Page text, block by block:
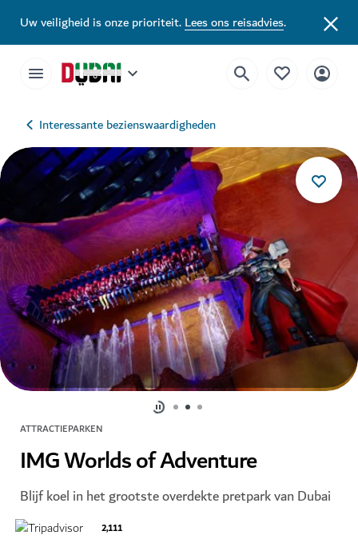
Uw veiligheid is onze prioriteit.Lees ons reisadvies.
Interessante bezienswaardigheden
ATTRACTIEPARKEN
IMG Worlds of Adventure
Blijf koel in het grootste overdekte pretpark van Dubai
2,111